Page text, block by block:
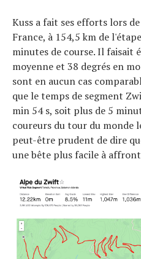
Kuss a fait ses efforts lors
France, à 154,5 km de
minutes de course. Il faisait
moyenne et 38 degrés en
sont en aucun cas
que le temps de segment
min 54 s, soit plus de 5
coureurs du tour du monde
peut-être prudent de dire
une bête plus facile à